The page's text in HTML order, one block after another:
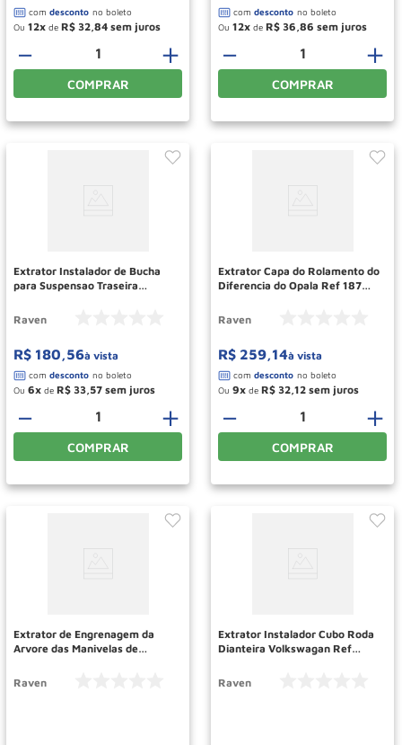
Ou 12 de R$ 32 84
＋
－
COMPRAR
Ou 12 de R$ 36 86
＋
－
COMPRAR
Extrator Instalador de Bucha
para Suspensao Traseira
Raven
R$ 180,56à vista
Ou 6 de R$ 33 57
＋
－
COMPRAR
Extrator Capa do Rolamento do
Diferencia do Opala Ref 187
Raven
R$ 259,14à vista
Ou 9 de R$ 32 12
＋
－
COMPRAR
Extrator de Engrenagem da
Arvore das Manivelas de
Raven
Extrator Instalador Cubo Roda
Dianteira Volkswagan Ref
Raven